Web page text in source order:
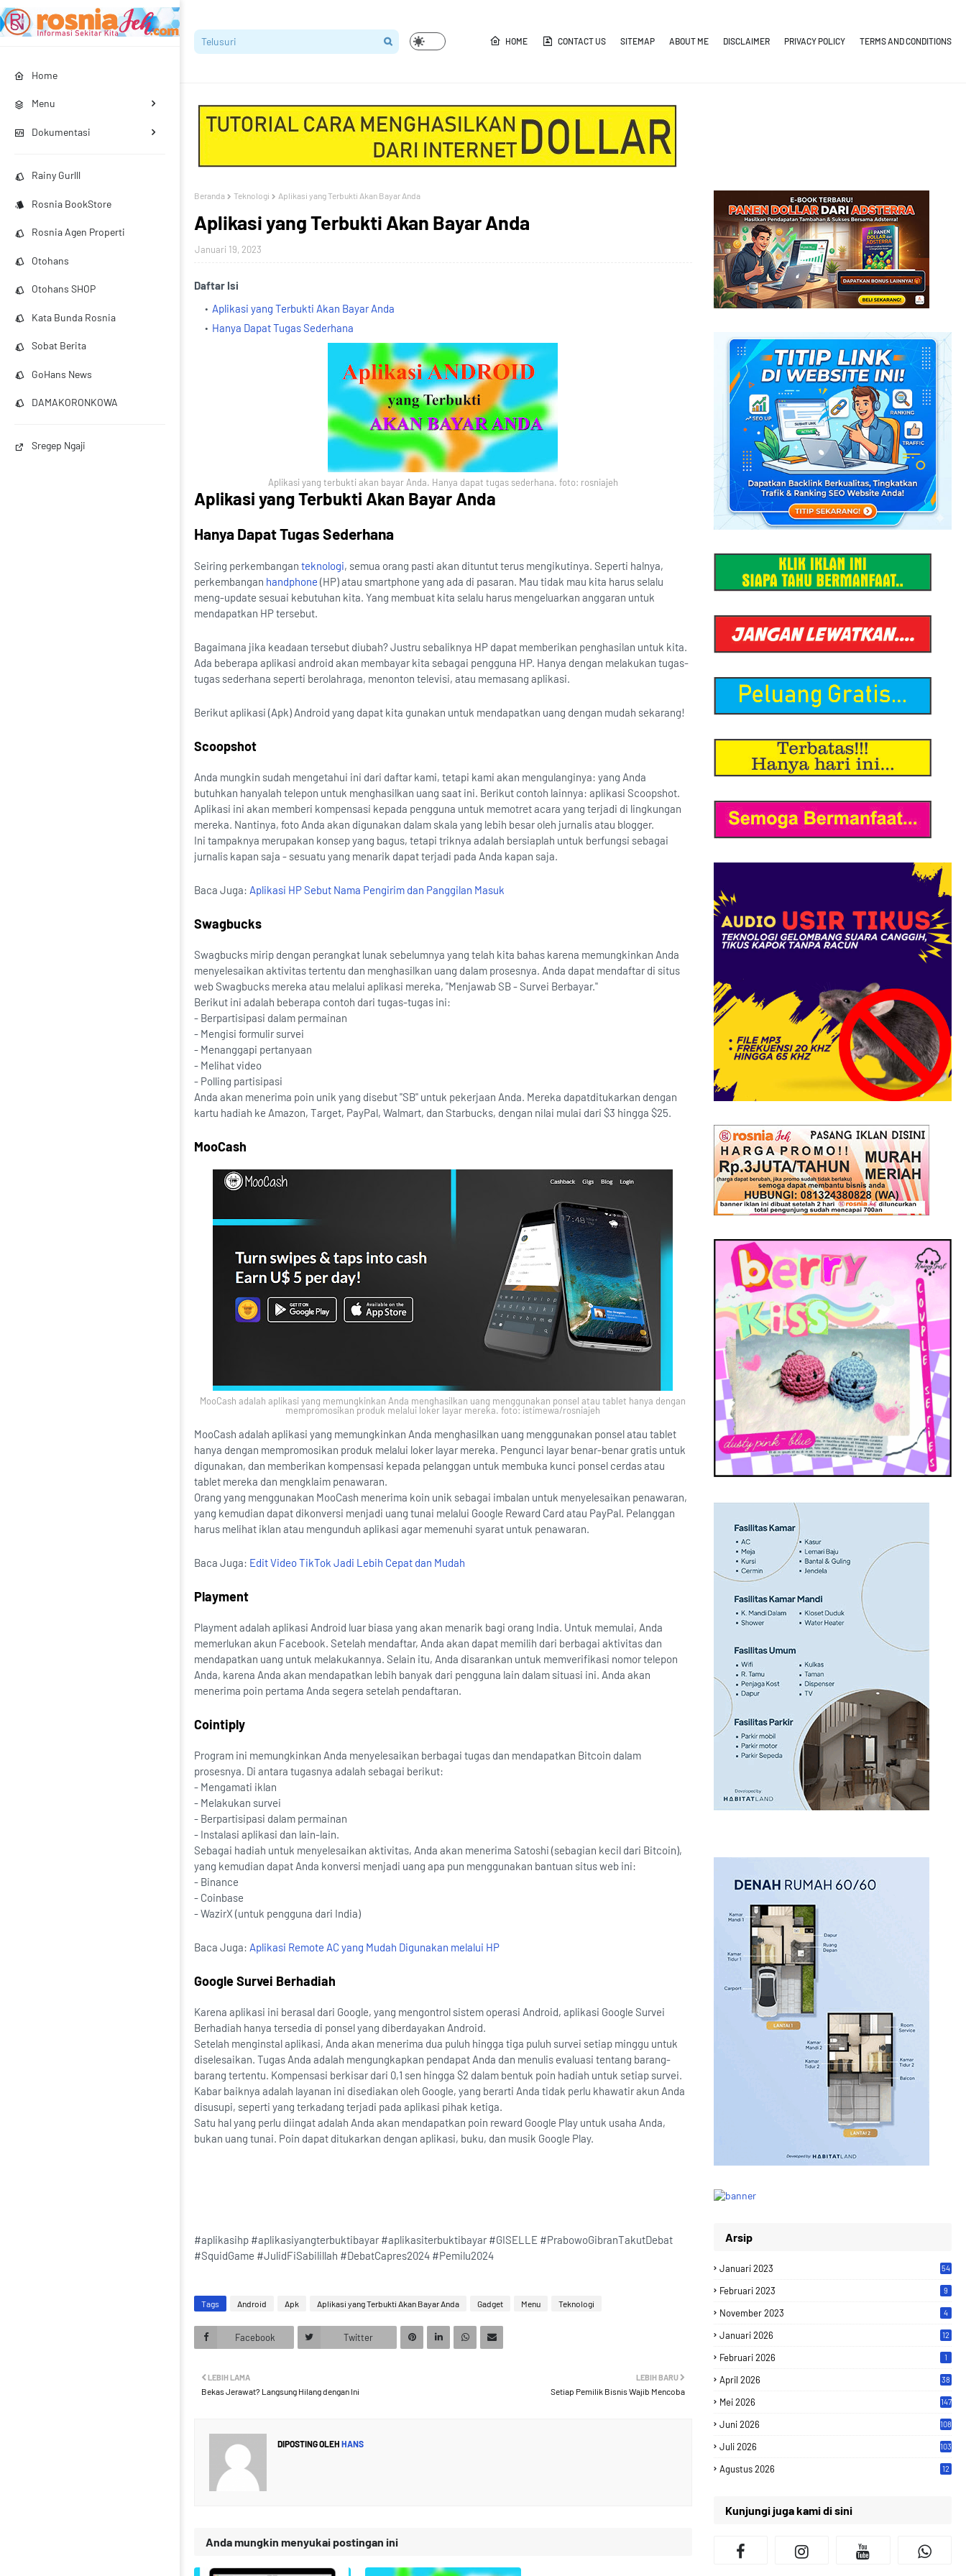
Home
Menu
Dokumentasi
Rainy Gurlll
Rosnia BookStore
Rosnia Agen Properti
Otohans
Otohans SHOP
Kata Bunda Rosnia
Sobat Berita
GoHans News
DAMAKORONKOWA
Sregep Ngaji
HOME CONTACT US SITEMAP ABOUT ME DISCLAIMER PRIVACY POLICY TERMS AND CONDITIONS
Beranda Teknologi Aplikasi yang Terbukti Akan Bayar Anda
Aplikasi yang Terbukti Akan Bayar Anda
Januari 19, 2023
Daftar Isi
Aplikasi yang Terbukti Akan Bayar Anda
Hanya Dapat Tugas Sederhana
Aplikasi yang terbukti akan bayar Anda. Hanya dapat tugas sederhana. foto: rosniajeh
Aplikasi yang Terbukti Akan Bayar Anda
Hanya Dapat Tugas Sederhana
Seiring perkembangan teknologi, semua orang pasti akan dituntut terus mengikutinya. Seperti halnya,
perkembangan handphone (HP) atau smartphone yang ada di pasaran. Mau tidak mau kita harus selalu
meng-update sesuai kebutuhan kita. Yang membuat kita selalu harus mengeluarkan anggaran untuk
mendapatkan HP tersebut.
Bagaimana jika keadaan tersebut diubah? Justru sebaliknya HP dapat memberikan penghasilan untuk kita.
Ada beberapa aplikasi android akan membayar kita sebagai pengguna HP. Hanya dengan melakukan tugas-
tugas sederhana seperti berolahraga, menonton televisi, atau memasang aplikasi.
Berikut aplikasi (Apk) Android yang dapat kita gunakan untuk mendapatkan uang dengan mudah sekarang!
Scoopshot
Anda mungkin sudah mengetahui ini dari daftar kami, tetapi kami akan mengulanginya: yang Anda
butuhkan hanyalah telepon untuk menghasilkan uang saat ini. Berikut contoh lainnya: aplikasi Scoopshot.
Aplikasi ini akan memberi kompensasi kepada pengguna untuk memotret acara yang terjadi di lingkungan
mereka. Nantinya, foto Anda akan digunakan dalam skala yang lebih besar oleh jurnalis atau blogger.
Ini tampaknya merupakan konsep yang bagus, tetapi triknya adalah bersiaplah untuk berfungsi sebagai
jurnalis kapan saja - sesuatu yang menarik dapat terjadi pada Anda kapan saja.
Baca Juga: Aplikasi HP Sebut Nama Pengirim dan Panggilan Masuk
Swagbucks
Swagbucks mirip dengan perangkat lunak sebelumnya yang telah kita bahas karena memungkinkan Anda
menyelesaikan aktivitas tertentu dan menghasilkan uang dalam prosesnya. Anda dapat mendaftar di situs
web Swagbucks mereka atau melalui aplikasi mereka, "Menjawab SB - Survei Berbayar."
Berikut ini adalah beberapa contoh dari tugas-tugas ini:
- Berpartisipasi dalam permainan
- Mengisi formulir survei
- Menanggapi pertanyaan
- Melihat video
- Polling partisipasi
Anda akan menerima poin unik yang disebut "SB" untuk pekerjaan Anda. Mereka dapatditukarkan dengan
kartu hadiah ke Amazon, Target, PayPal, Walmart, dan Starbucks, dengan nilai mulai dari $3 hingga $25.
MooCash
MooCash adalah aplikasi yang memungkinkan Anda menghasilkan uang menggunakan ponsel atau tablet hanya dengan
mempromosikan produk melalui loker layar mereka. foto: istimewa/rosniajeh
MooCash adalah aplikasi yang memungkinkan Anda menghasilkan uang menggunakan ponsel atau tablet
hanya dengan mempromosikan produk melalui loker layar mereka. Pengunci layar benar-benar gratis untuk
digunakan, dan memberikan kompensasi kepada pelanggan untuk membuka kunci ponsel cerdas atau
tablet mereka dan mengklaim penawaran.
Orang yang menggunakan MooCash menerima koin unik sebagai imbalan untuk menyelesaikan penawaran,
yang kemudian dapat dikonversi menjadi uang tunai melalui Google Reward Card atau PayPal. Pelanggan
harus melihat iklan atau mengunduh aplikasi agar memenuhi syarat untuk penawaran.
Baca Juga: Edit Video TikTok Jadi Lebih Cepat dan Mudah
Playment
Playment adalah aplikasi Android luar biasa yang akan menarik bagi orang India. Untuk memulai, Anda
memerlukan akun Facebook. Setelah mendaftar, Anda akan dapat memilih dari berbagai aktivitas dan
mendapatkan uang untuk melakukannya. Selain itu, Anda disarankan untuk memverifikasi nomor telepon
Anda, karena Anda akan mendapatkan lebih banyak dari pengguna lain dalam situasi ini. Anda akan
menerima poin pertama Anda segera setelah pendaftaran.
Cointiply
Program ini memungkinkan Anda menyelesaikan berbagai tugas dan mendapatkan Bitcoin dalam
prosesnya. Di antara tugasnya adalah sebagai berikut:
- Mengamati iklan
- Melakukan survei
- Berpartisipasi dalam permainan
- Instalasi aplikasi dan lain-lain.
Sebagai hadiah untuk menyelesaikan aktivitas, Anda akan menerima Satoshi (sebagian kecil dari Bitcoin),
yang kemudian dapat Anda konversi menjadi uang apa pun menggunakan bantuan situs web ini:
- Binance
- Coinbase
- WazirX (untuk pengguna dari India)
Baca Juga: Aplikasi Remote AC yang Mudah Digunakan melalui HP
Google Survei Berhadiah
Karena aplikasi ini berasal dari Google, yang mengontrol sistem operasi Android, aplikasi Google Survei
Berhadiah hanya tersedia di ponsel yang diberdayakan Android.
Setelah menginstal aplikasi, Anda akan menerima dua puluh hingga tiga puluh survei setiap minggu untuk
diselesaikan. Tugas Anda adalah mengungkapkan pendapat Anda dan menulis evaluasi tentang barang-
barang tertentu. Kompensasi berkisar dari 0,1 sen hingga $2 dalam bentuk poin hadiah untuk setiap survei.
Kabar baiknya adalah layanan ini disediakan oleh Google, yang berarti Anda tidak perlu khawatir akun Anda
disusupi, seperti yang terkadang terjadi pada aplikasi pihak ketiga.
Satu hal yang perlu diingat adalah Anda akan mendapatkan poin reward Google Play untuk usaha Anda,
bukan uang tunai. Poin dapat ditukarkan dengan aplikasi, buku, dan musik Google Play.
#aplikasihp #aplikasiyangterbuktibayar #aplikasiterbuktibayar #GISELLE #PrabowoGibranTakutDebat
#SquidGame #JulidFiSabilillah #DebatCapres2024 #Pemilu2024
Tags Android Apk Aplikasi yang Terbukti Akan Bayar Anda Gadget Menu Teknologi
Facebook Twitter
LEBIH BARU
Setiap Pemilik Bisnis Wajib Mencoba
LEBIH LAMA
Bekas Jerawat? Langsung Hilang dengan Ini
DIPOSTING OLEH HANS
Anda mungkin menyukai postingan ini
Arsip
Januari 2023 54
Februari 2023 9
November 2023 4
Januari 2026 12
Februari 2026 1
April 2026 38
Mei 2026 147
Juni 2026 108
Juli 2026 103
Agustus 2026 12
Kunjungi juga kami di sini